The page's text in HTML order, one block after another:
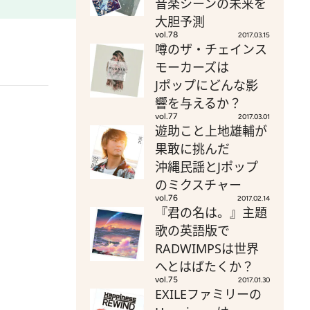
音楽シーンの未来を
大胆予測
vol.78 2017.03.15
噂のザ・チェインス
モーカーズは
Jポップにどんな影
響を与えるか？
vol.77 2017.03.01
遊助こと上地雄輔が
果敢に挑んだ
沖縄民謡とJポップ
のミクスチャー
vol.76 2017.02.14
『君の名は。』主題
歌の英語版で
RADWIMPSは世界
へとはばたくか？
vol.75 2017.01.30
EXILEファミリーの